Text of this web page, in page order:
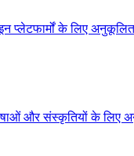
प्लेटफार्मों के लिए
और संस्कृतियों के